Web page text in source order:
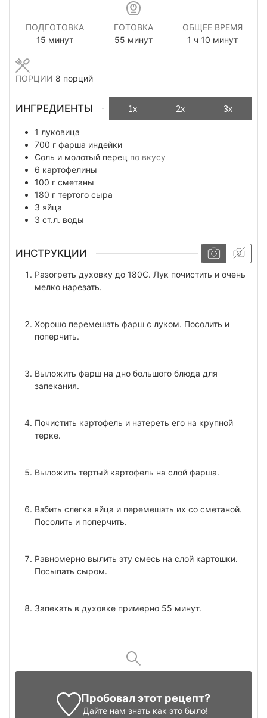
ПОДГОТОВКА
15 минуты
минут
ГОТОВКА
55 минуты
минут
ОБЩЕЕ ВРЕМЯ
1 час
ч 10минуты
минут
ПОРЦИИ 8 порций
ИНГРЕДИЕНТЫ 1x 2x 3x
1 луковица
700 г фарша индейки
Соль и молотый перец по вкусу
6 картофелины
100 г сметаны
180 г тертого сыра
3 яйца
3 ст.л. воды
ИНСТРУКЦИИ
Разогреть духовку до 180С. Лук почистить и очень
мелко нарезать.
Хорошо перемешать фарш с луком. Посолить и
поперчить.
Выложить фарш на дно большого блюда для
запекания.
Почистить картофель и натереть его на крупной
терке.
Выложить тертый картофель на слой фарша.
Взбить слегка яйца и перемешать их со сметаной.
Посолить и поперчить.
Равномерно вылить эту смесь на слой картошки.
Посыпать сыром.
Запекать в духовке примерно 55 минут.
Пробовал этот рецепт?
Дайте нам знать как это было!